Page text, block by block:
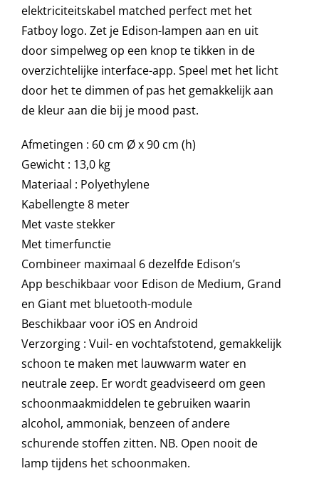
Accessoires en Kado
Onze merken
elektriciteitskabel matched perfect met het
Fatboy logo. Zet je Edison-lampen aan en uit
door simpelweg op een knop te tikken in de
overzichtelijke interface-app. Speel met het licht
door het te dimmen of pas het gemakkelijk aan
de kleur aan die bij je mood past.
Afmetingen : 60 cm Ø x 90 cm (h)
Gewicht : 13,0 kg
Materiaal : Polyethylene
Kabellengte 8 meter
Met vaste stekker
Met timerfunctie
Combineer maximaal 6 dezelfde Edison’s
App beschikbaar voor Edison de Medium, Grand
en Giant met bluetooth-module
Beschikbaar voor iOS en Android
Verzorging : Vuil- en vochtafstotend, gemakkelijk
schoon te maken met lauwwarm water en
neutrale zeep. Er wordt geadviseerd om geen
schoonmaakmiddelen te gebruiken waarin
alcohol, ammoniak, benzeen of andere
schurende stoffen zitten. NB. Open nooit de
lamp tijdens het schoonmaken.